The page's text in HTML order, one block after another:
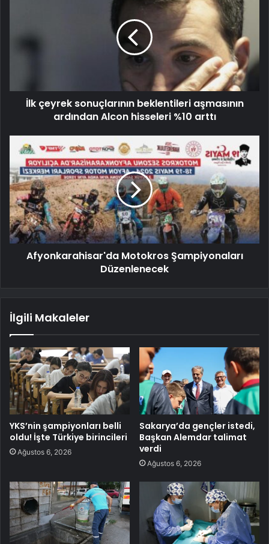
İlk çeyrek sonuçlarının beklentileri aşmasının
ardından Alcon hisseleri %10 arttı
Afyonkarahisar'da Motokros Şampiyonaları
Düzenlenecek
İlgili Makaleler
YKS’nin şampiyonları belli
oldu! İşte Türkiye birincileri
Ağustos 6, 2026
Sakarya’da gençler istedi,
Başkan Alemdar talimat
verdi
Ağustos 6, 2026